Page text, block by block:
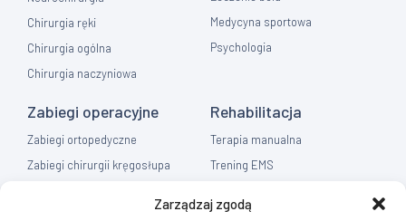
Zarządzaj zgodą
Chirurgia ręki
Chirurgia ogólna
Chirurgia naczyniowa
Medycyna sportowa
Psychologia
Zabiegi operacyjne
Zabiegi ortopedyczne
Zabiegi chirurgii kręgosłupa
Rehabilitacja
Terapia manualna
Trening EMS
Masaż